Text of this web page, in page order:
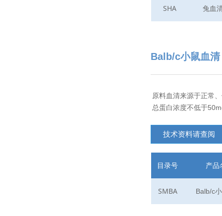
SHA 兔血
Balb/c小鼠血清
原料血清来源于正常
总蛋白浓度不低于
技术资料请查阅
目录号 产品
SMBA Balb/c